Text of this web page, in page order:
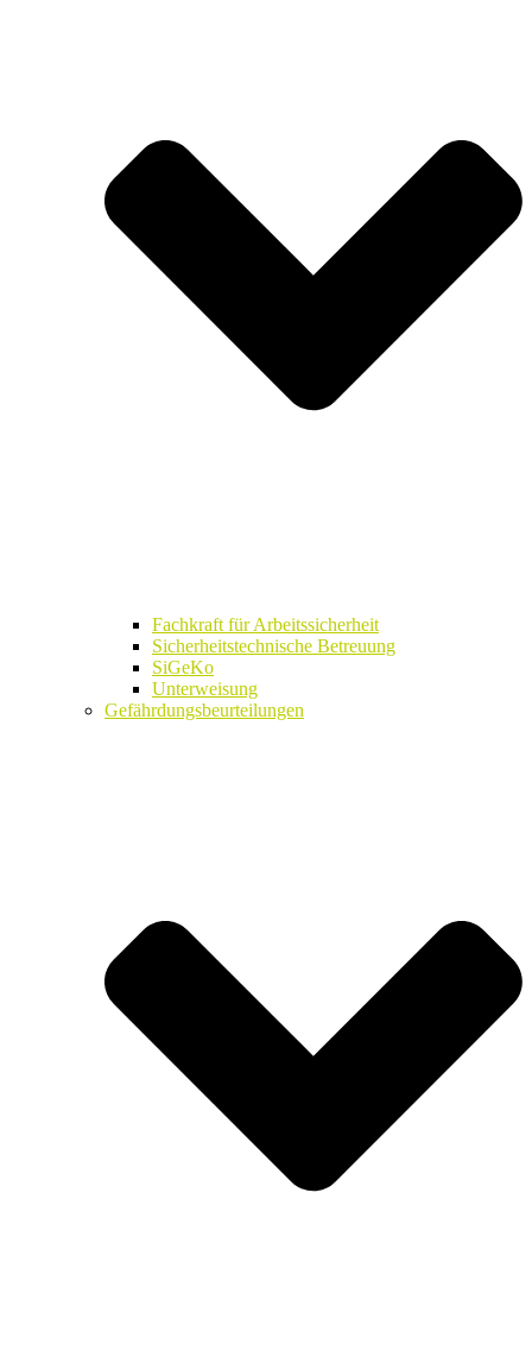
Fachkraft für Arbeitssicherheit
Sicherheitstechnische Betreuung
SiGeKo
Unterweisung
Gefährdungsbeurteilungen